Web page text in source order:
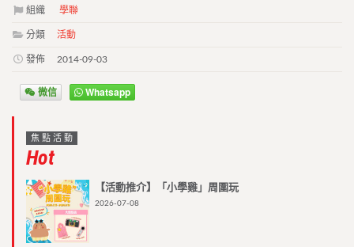
組織 學聯
分類 活動
發佈 2014-09-03
微信 Whatsapp
焦點活動
Hot
【活動推介】「小學雞」周圍玩
2026-07-08